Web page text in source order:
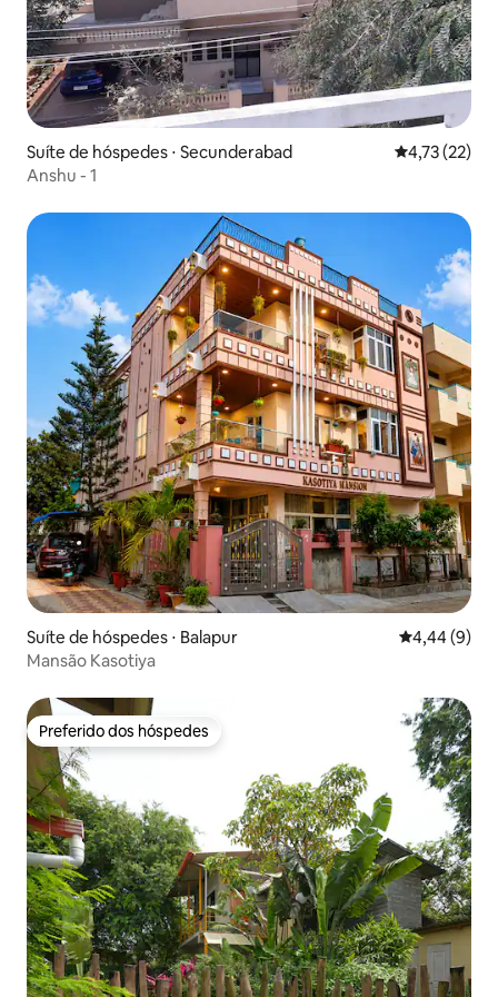
Suíte de hóspedes ⋅ Secunderabad 4,73 de uma
4,73 (22)
Anshu - 1
Suíte de hóspedes ⋅ Balapur 4,44 de uma
4,44 (9)
Mansão Kasotiya
Preferido dos hóspedes
Preferido dos hóspedes